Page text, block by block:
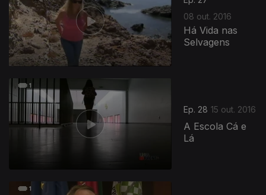
08 out. 2016
Há Vida nas
Selvagens
Ep. 28 15 out. 2016
A Escola Cá e
Lá